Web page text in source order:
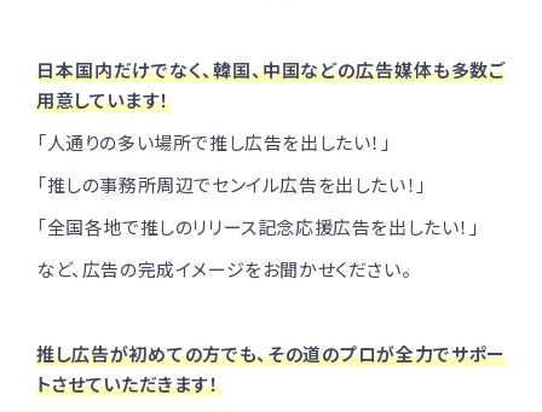
日本国内だけでなく、韓国、中国などの広告媒体も多数ご
用意しています！
「人通りの多い場所で推し広告を出したい！」
「推しの事務所周辺でセンイル広告を出したい！」
「全国各地で推しのリリース記念応援広告を出したい！」
など、広告の完成イメージをお聞かせください。
推し広告が初めての方でも、その道のプロが全力でサポー
トさせていただきます！